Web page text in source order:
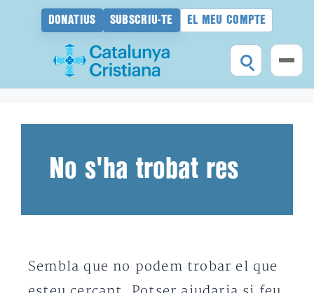
DONATIUS SUBSCRIU-TE EL MEU COMPTE
No s'ha trobat res
Sembla que no podem trobar el que